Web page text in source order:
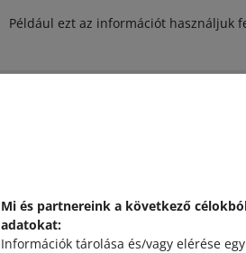
Mi és partnereink a következő
adatokat:
Információk tárolása és/vagy elérése
Például ezt az információt használjuk